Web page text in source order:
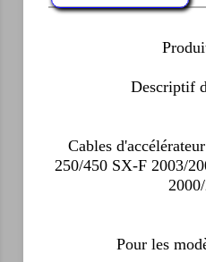
Descriptif
Cables
250/450 SX-F 2003/
Pour les